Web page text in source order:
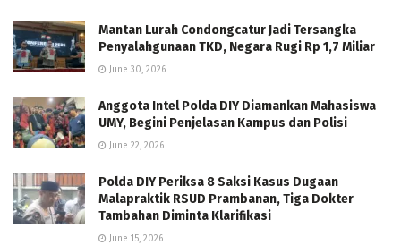
Mantan Lurah Condongcatur Jadi Tersangka
Penyalahgunaan TKD, Negara Rugi Rp 1,7 Miliar
June 30, 2026
Anggota Intel Polda DIY Diamankan Mahasiswa
UMY, Begini Penjelasan Kampus dan Polisi
June 22, 2026
Polda DIY Periksa 8 Saksi Kasus Dugaan
Malapraktik RSUD Prambanan, Tiga Dokter
Tambahan Diminta Klarifikasi
June 15, 2026